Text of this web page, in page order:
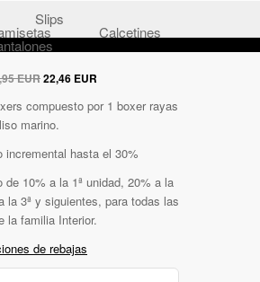
Slips
Calcetines
EUR22,46 EUR
compuesto por 1 boxer rayas
marino.
incremental hasta el 30%
de 10% a la 1ª unidad, 20% a la
la 3ª y siguientes, para todas las
la familia Interior.
de rebajas